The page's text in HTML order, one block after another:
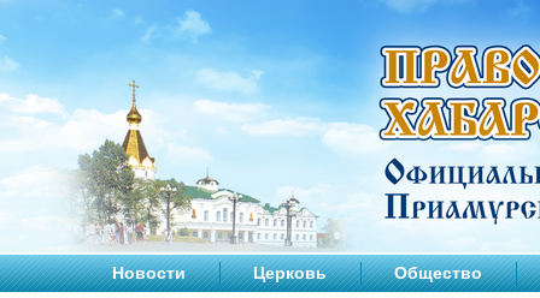
Новости Церковь Общество